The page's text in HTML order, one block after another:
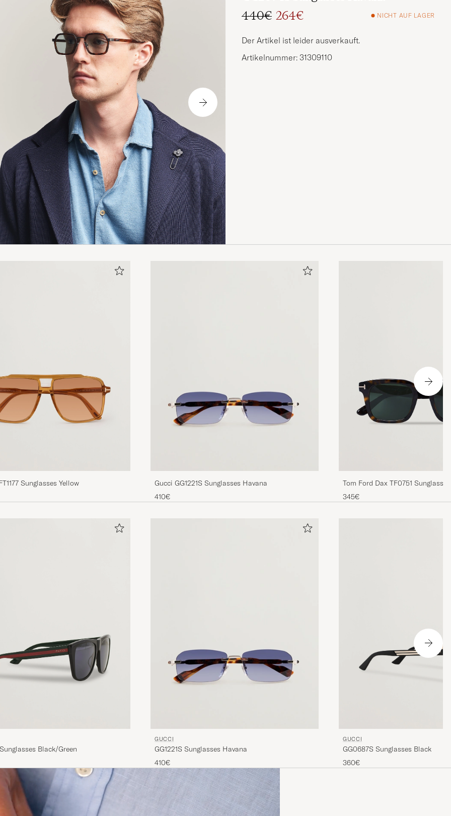
Regulärer Preis
440€
Reduzierter Preis
264€ NICHT AUF LAGER
Der Artikel ist leider ausverkauft.
Artikelnummer: 31309110
Sunglasses Yellow
Gucci GG1221S Sunglasses Havana
410€
Tom Ford Dax TF0751
345€
Black/Green
GUCCI
GG1221S Sunglasses Havana
410€
GUCCI
GG0687S Sunglasses Black
360€